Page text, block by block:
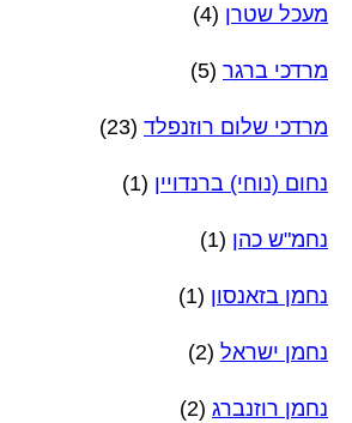
מעכל שטרן (4)
מרדכי ברגר (5)
מרדכי שלום רוזנפלד (23)
נחום (נוחי) ברנדויין (1)
נחמ"ש כהן (1)
נחמן בזאנסון (1)
נחמן ישראל (2)
נחמן רוזנברג (2)